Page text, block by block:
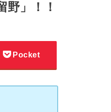
」！！
Pocket